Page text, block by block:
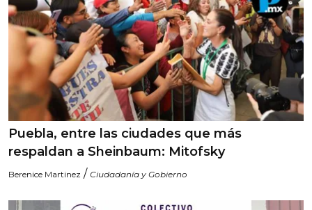
Puebla, entre las ciudades que más
respaldan a Sheinbaum: Mitofsky
Berenice Martinez / Ciudadanía y Gobierno